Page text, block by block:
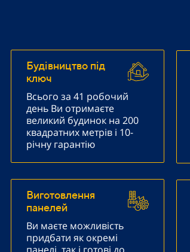
Будівництво під
ключ
Всього за 41 робочий
день Ви отримаєте
великий будинок на 200
квадратних метрів і 10-
річну гарантію
Виготовлення
панелей
Ви маєте можливість
придбати як окремі